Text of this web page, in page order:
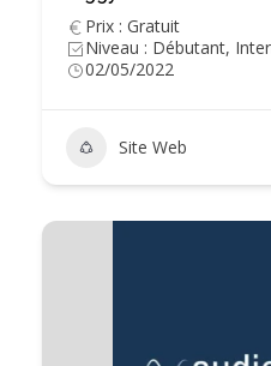
Prix : Gratuit
Niveau : Débutant,
02/05/2022
Site Web